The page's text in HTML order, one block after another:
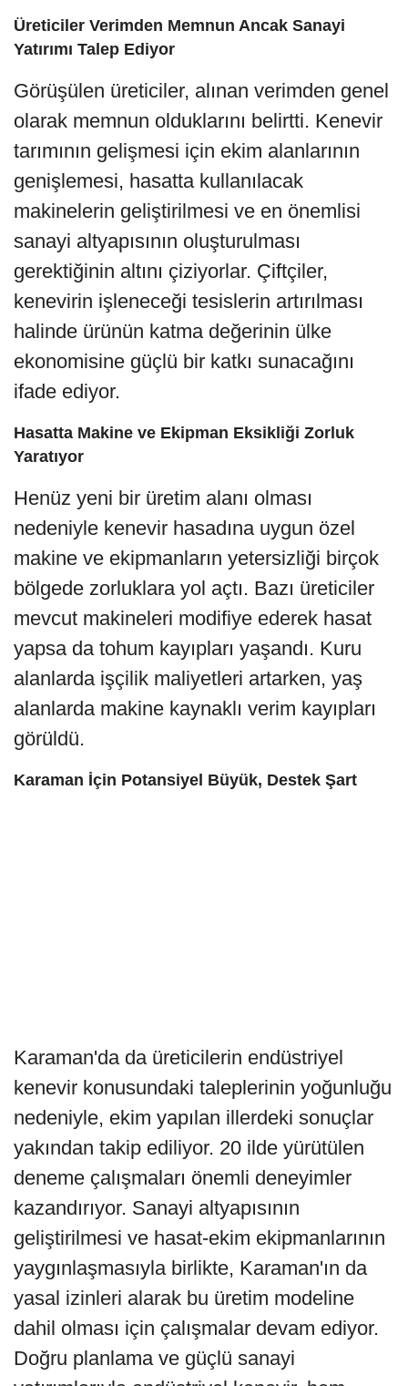
Üreticiler Verimden Memnun Ancak Sanayi
Yatırımı Talep Ediyor
Görüşülen üreticiler, alınan verimden genel
olarak memnun olduklarını belirtti. Kenevir
tarımının gelişmesi için ekim alanlarının
genişlemesi, hasatta kullanılacak
makinelerin geliştirilmesi ve en önemlisi
sanayi altyapısının oluşturulması
gerektiğinin altını çiziyorlar. Çiftçiler,
kenevirin işleneceği tesislerin artırılması
halinde ürünün katma değerinin ülke
ekonomisine güçlü bir katkı sunacağını
ifade ediyor.
Hasatta Makine ve Ekipman Eksikliği Zorluk
Yaratıyor
Henüz yeni bir üretim alanı olması
nedeniyle kenevir hasadına uygun özel
makine ve ekipmanların yetersizliği birçok
bölgede zorluklara yol açtı. Bazı üreticiler
mevcut makineleri modifiye ederek hasat
yapsa da tohum kayıpları yaşandı. Kuru
alanlarda işçilik maliyetleri artarken, yaş
alanlarda makine kaynaklı verim kayıpları
görüldü.
Karaman İçin Potansiyel Büyük, Destek Şart
Karaman'da da üreticilerin endüstriyel
kenevir konusundaki taleplerinin yoğunluğu
nedeniyle, ekim yapılan illerdeki sonuçlar
yakından takip ediliyor. 20 ilde yürütülen
deneme çalışmaları önemli deneyimler
kazandırıyor. Sanayi altyapısının
geliştirilmesi ve hasat-ekim ekipmanlarının
yaygınlaşmasıyla birlikte, Karaman'ın da
yasal izinleri alarak bu üretim modeline
dahil olması için çalışmalar devam ediyor.
Doğru planlama ve güçlü sanayi